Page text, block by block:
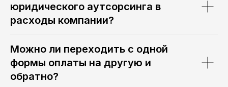
юридического аутсорсинга в
расходы компании?
Можно ли переходить с одной
формы оплаты на другую и
обратно?
Запишитесь
на консультацию
онлайн
Имя
Отправляя форму, вы даете согласие
на обработку персональных данных